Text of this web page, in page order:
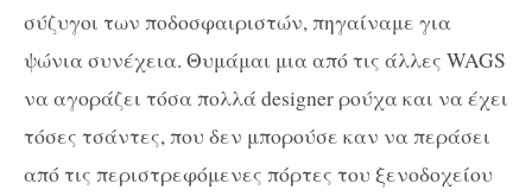
σύζυγοι των ποδοσφαιριστών, πηγαίναμε για
ψώνια συνέχεια. Θυμάμαι μια από τις άλλες WAGS
να αγοράζει τόσα πολλά designer ρούχα και να έχει
τόσες τσάντες, που δεν μπορούσε καν να περάσει
από τις περιστρεφόμενες πόρτες του ξενοδοχείου